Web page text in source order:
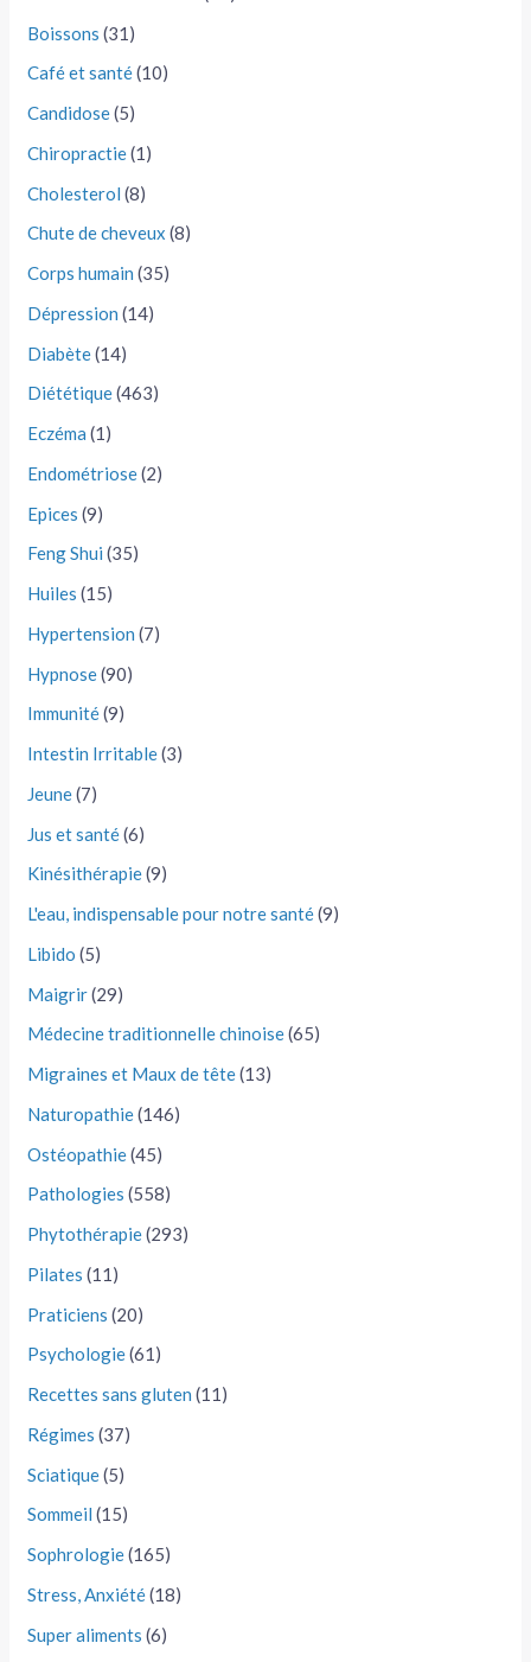
Boissons (31)
Café et santé(10)
Candidose(5)
Chiropractie(1)
Cholesterol (8)
Chute de cheveux (8)
Corps humain (35)
Dépression (14)
Diabète(14)
Diététique(463)
Eczéma (1)
Endométriose(2)
Epices (9)
Feng Shui (35)
Huiles (15)
Hypertension (7)
Hypnose(90)
Immunité(9)
Intestin Irritable(3)
Jeune(7)
Jus et santé(6)
Kinésithérapie(9)
L'eau, indispensable pour notre santé(9)
Libido (5)
Maigrir(29)
Médecine traditionnelle chinoise(65)
Migraines et Maux de tête(13)
Naturopathie(146)
Ostéopathie(45)
Pathologies (558)
Phytothérapie(293)
Pilates (11)
Praticiens (20)
Psychologie(61)
Recettes sans gluten (11)
Régimes (37)
Sciatique(5)
Sommeil (15)
Sophrologie(165)
Stress, Anxiété(18)
Super aliments (6)